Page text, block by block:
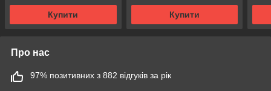
Купити Купити
Про нас
97% позитивних з 882 відгуків за рік